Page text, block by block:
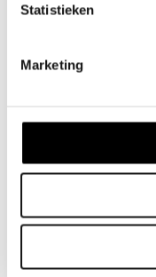
Statistieken
Marketing